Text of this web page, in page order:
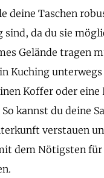
deine Taschen
sind, da du sie
Gelände tragen
Kuching
Koffer oder eine
kannst du deine
verstauen
dem Nötigsten für